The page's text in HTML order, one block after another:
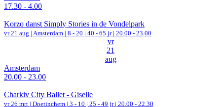
17.30 - 4.00
Korzo danst Simply Stories in de Vondelpark
vr 21 aug | Amsterdam | 8 - 20 | 40 - 65 jr | 20.00 - 23.00
vr
21
aug
Amsterdam
20.00 - 23.00
Charkiv City Ballet - Giselle
vr 26 mrt | Doetinchem | 3 - 10 | 25 - 49 jr | 20.00 - 22.30